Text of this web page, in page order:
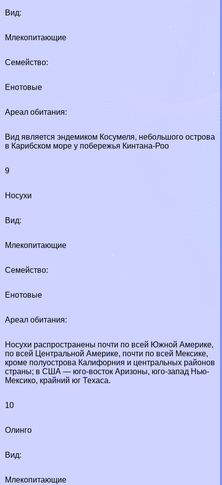
Вид:
Млекопитающие
Семейство:
Енотовые
Ареал обитания:
Вид является эндемиком Косумеля, небольшого острова
в Карибском море у побережья Кинтана-Роо
9
Носухи
Вид:
Млекопитающие
Семейство:
Енотовые
Ареал обитания:
Носухи распространены почти по всей Южной Америке,
по всей Центральной Америке, почти по всей Мексике,
кроме полуострова Калифорния и центральных районов
страны; в США — юго-восток Аризоны, юго-запад Нью-
Мексико, крайний юг Техаса.
10
Олинго
Вид:
Млекопитающие